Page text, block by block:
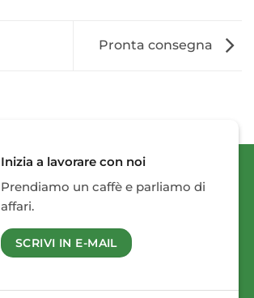
Pronta consegna
Inizia a lavorare con noi
Prendiamo un caffè e parliamo di
affari.
SCRIVI IN E-MAIL